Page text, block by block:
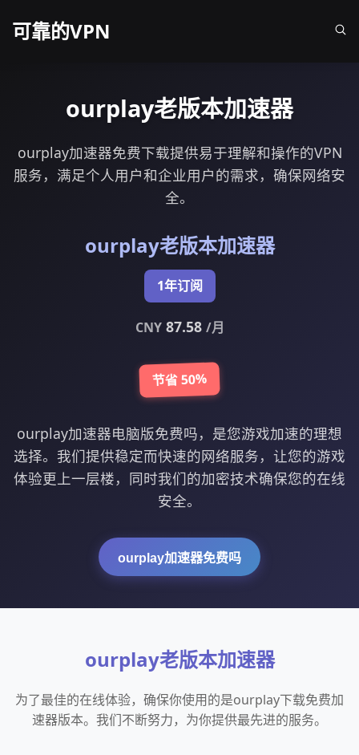
可靠的VPN
ourplay老版本加速器
ourplay加速器免费下载提供易于理解和操作的VPN
服务，满足个人用户和企业用户的需求，确保网络安
全。
ourplay老版本加速器
1年订阅
CNY87.58 /月
节省 50%
ourplay加速器电脑版免费吗，是您游戏加速的理想
选择。我们提供稳定而快速的网络服务，让您的游戏
体验更上一层楼，同时我们的加密技术确保您的在线
安全。
ourplay加速器免费吗
ourplay老版本加速器
为了最佳的在线体验，确保你使用的是ourplay下载免费加
速器版本。我们不断努力，为你提供最先进的服务。